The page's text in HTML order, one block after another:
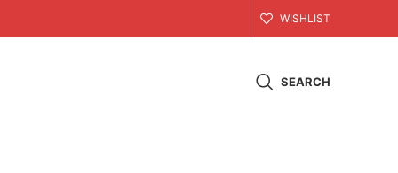
WISHLIST
SEARCH